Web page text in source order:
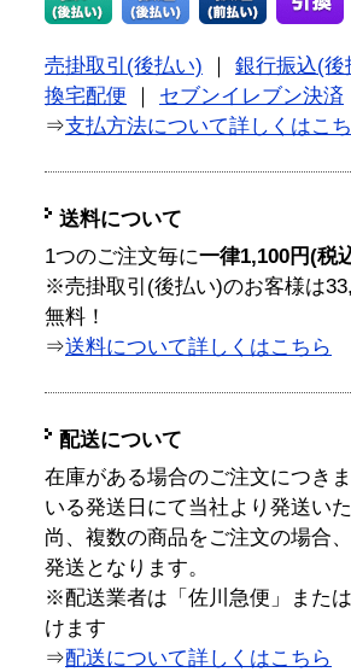
売掛取引(後払い)
銀行振込(後
換宅配便
セブンイレブン決済
⇒支払方法について詳しくはこ
送料について
1つのご注文毎に一律1,100円(税
※売掛取引(後払い)のお客様は
無料！
⇒送料について詳しくはこちら
配送について
在庫がある場合のご注文につき
いる発送日にて当社より発送い
尚、複数の商品をご注文の場合
発送となります。
※配送業者は「佐川急便」また
けます
⇒配送について詳しくはこちら